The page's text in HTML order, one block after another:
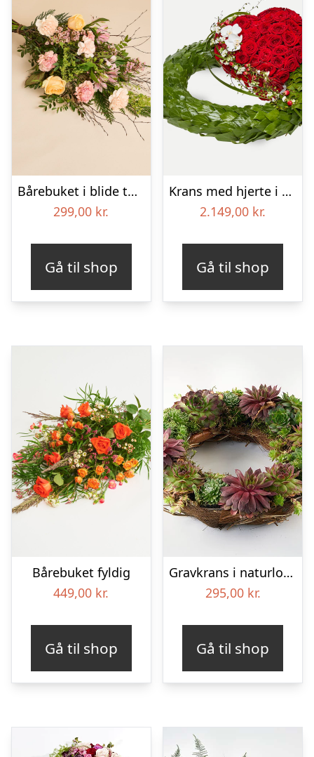
Bårebuket i blide toner
299,00 kr.
Gå til shop
Krans med hjerte i klassisk stil – rød og hvid
2.149,00 kr.
Gå til shop
Bårebuket fyldig
449,00 kr.
Gå til shop
Gravkrans i naturlook – Blomster til begravelse
295,00 kr.
Gå til shop